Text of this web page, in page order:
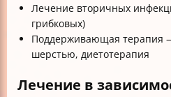
Лечение вторичных
грибковых)
Поддерживающая терапия
шерстью, диетотерапия
Лечение в